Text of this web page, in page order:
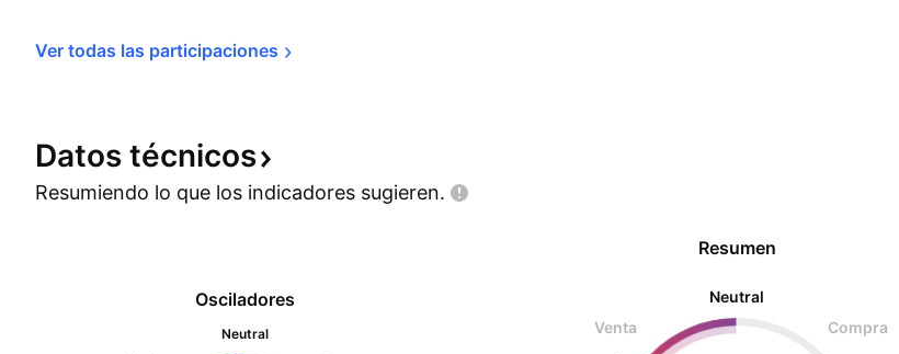
Ver todas las participaciones
Datos técnicos
Resumiendo lo que los indicadores sugieren.
Osciladores
Neutral
Resumen
Neutral
Venta
Compra